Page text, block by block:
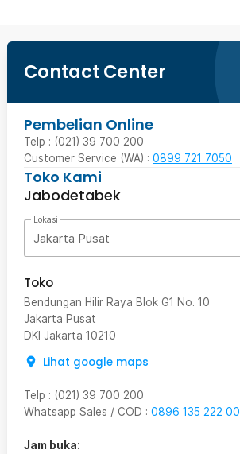
Contact Center
Pembelian Online
Telp : (021) 39 700 200
Customer Service (WA) : 0899 721 7050
Toko Kami
Jabodetabek
Lokasi
Jakarta Pusat
Toko
Bendungan Hilir Raya Blok G1 No. 10
Jakarta Pusat
DKI Jakarta 10210
Lihat google maps
Telp : (021) 39 700 200
Whatsapp Sales / COD : 0896 135 222 00
Jam buka: